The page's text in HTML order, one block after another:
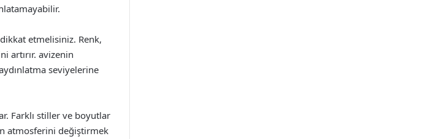
etmelisiniz. Renk,
artırır. avizenin
seviyelerine
Farklı stiller ve boyutlar
atmosferini değiştirmek